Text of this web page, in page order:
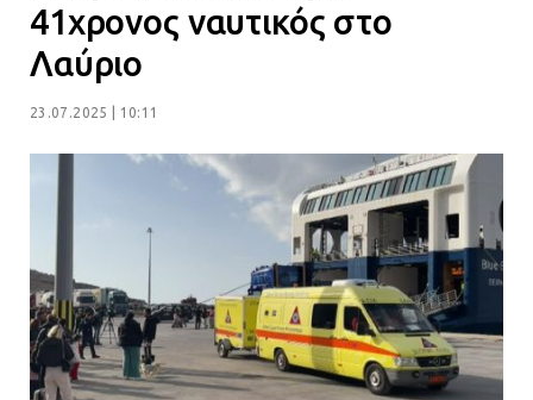
41χρονος ναυτικός στο
Λαύριο
23.07.2025 | 10:11